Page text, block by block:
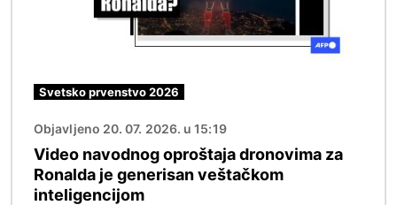
Svetsko prvenstvo 2026
Objavljeno 20. 07. 2026. u 15:19
Video navodnog oproštaja dronovima za
Ronalda je generisan veštačkom
inteligencijom